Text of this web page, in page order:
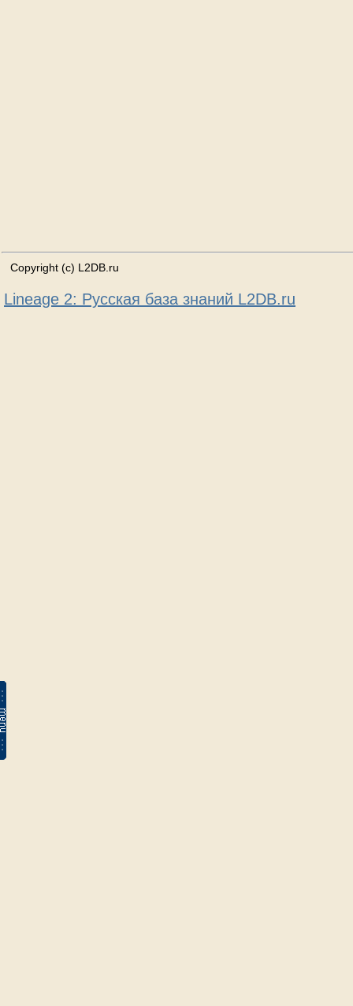
Copyright (c) L2DB.ru
Lineage 2: Русская база знаний L2DB.ru